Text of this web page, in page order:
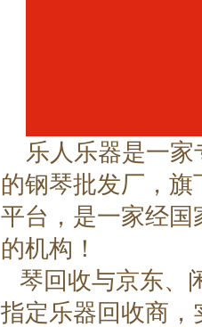
乐人乐器是一家
的钢琴批发厂 ， 旗
平台 ，是一家经
的机构！
琴回收与京东、
指定乐器回收商